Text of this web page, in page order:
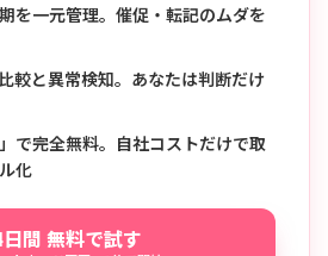
を一元管理。催促・転記のムダを
較と異常検知。あなたは判断だけ
で完全無料。自社コストだけで取
化
間 無料で試す